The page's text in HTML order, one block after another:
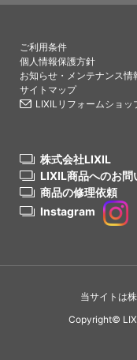
ご利用条件
個人情報保護方針
お知らせ・メンテナンス情
サイトマップ
LIXILリフォームショ
株式会社LIXIL
LIXIL商品へのお問
商品の修理依頼
Instagram
当サイトは
Copyright©